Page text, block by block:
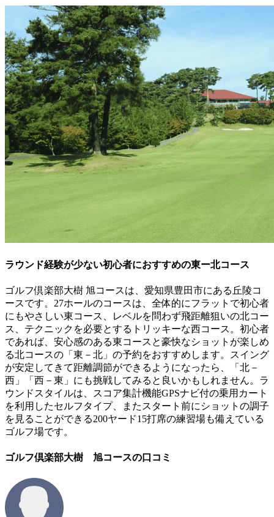
ラウンド経験が少ない初心者におすすめの東ー北コース
ゴルフ倶楽部大樹 旭コースは、愛知県豊田市にある丘陵コ
ースです。27ホールのコースは、全体的にフラットで初心者
にもやさしい東コース、レベルを問わず飛距離狙いの北コー
ス、テクニックを必要とするトリッキーな西コース。初心者
であれば、安心感のある東コースと豪快なショットが楽しめ
る北コースの「東－北」の予約をおすすめします。スイング
が安定してきて距離調節ができるようになったら、「北－
西」「西－東」にも挑戦してみると良いかもしれません。ラ
ウンドスタイルは、スコア集計機能GPSナビ付の乗用カート
を利用したセルフタイプ、またスタート前にショットの調子
を見ることができる200ヤード15打席の練習場も備えている
ゴルフ場です。
ゴルフ倶楽部大樹 旭コースの口コミ